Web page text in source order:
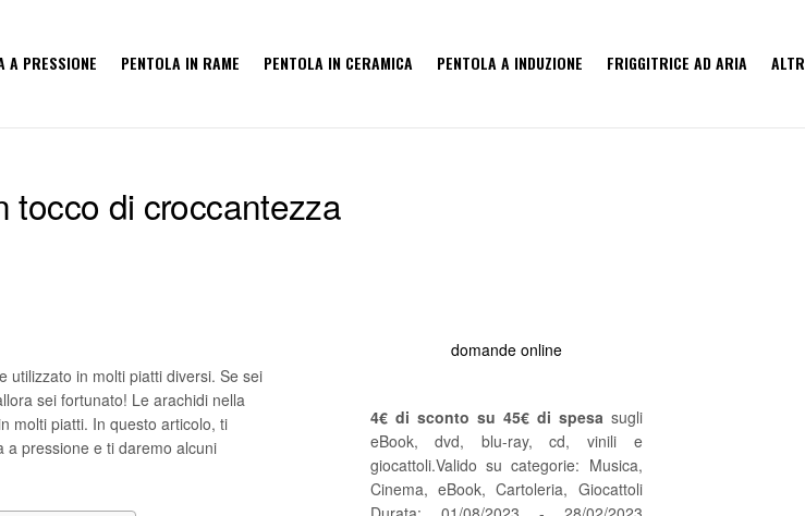
A PRESSIONE PENTOLA IN RAME PENTOLA IN CERAMICA PENTOLA A INDUZIONE FRIGGITRICE AD ARIA
tocco di croccantezza
utilizzato in molti piatti diversi. Se sei
sei fortunato! Le arachidi nella
molti piatti. In questo articolo, ti
a pressione e ti daremo alcuni
domande online
4€ di sconto su 45€ di spesa sugli
eBook, dvd, blu-ray, cd, vinili e
giocattoli.Valido su categorie: Musica,
Cinema, eBook, Cartoleria, Giocattoli